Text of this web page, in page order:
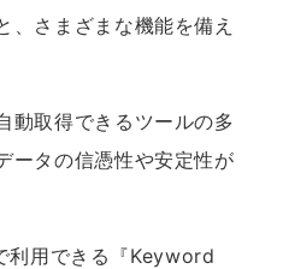
、さまざまな機能を備え
動取得できるツールの多
ータの信憑性や安定性が
利用できる『Keyword